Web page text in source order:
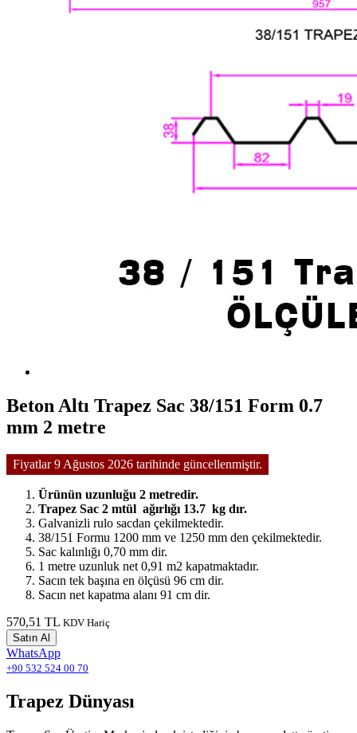
Beton Altı Trapez Sac 38/151 Form 0.7
mm 2 metre
Fiyatlar 9 Ağustos 2026 tarihinde güncellenmiştir.
Ürünün uzunluğu 2 metredir.
Trapez Sac 2 mtül ağırlığı 13.7 kg dır.
Galvanizli rulo sacdan çekilmektedir.
38/151 Formu 1200 mm ve 1250 mm den çekilmektedir.
Sac kalınlığı 0,70 mm dir.
1 metre uzunluk net 0,91 m2 kapatmaktadır.
Sacın tek başına en ölçüsü 96 cm dir.
Sacın net kapatma alanı 91 cm dir.
570,51 TL KDV Hariç
Satın Al
WhatsApp
+90 532 524 00 70
Trapez Dünyası